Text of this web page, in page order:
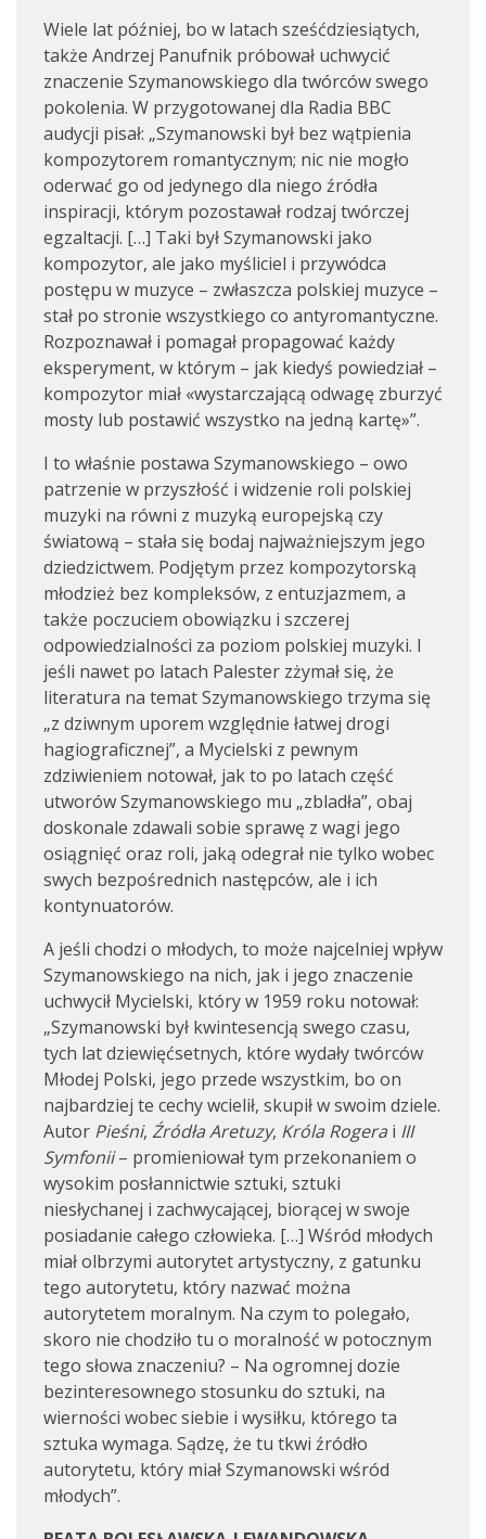
Wiele lat później, bo w latach sześćdziesiątych,
także Andrzej Panufnik próbował uchwycić
znaczenie Szymanowskiego dla twórców swego
pokolenia. W przygotowanej dla Radia BBC
audycji pisał: „Szymanowski był bez wątpienia
kompozytorem romantycznym; nic nie mogło
oderwać go od jedynego dla niego źródła
inspiracji, którym pozostawał rodzaj twórczej
egzaltacji. […] Taki był Szymanowski jako
kompozytor, ale jako myśliciel i przywódca
postępu w muzyce – zwłaszcza polskiej muzyce –
stał po stronie wszystkiego co antyromantyczne.
Rozpoznawał i pomagał propagować każdy
eksperyment, w którym – jak kiedyś powiedział –
kompozytor miał «wystarczającą odwagę zburzyć
mosty lub postawić wszystko na jedną kartę»”.
I to właśnie postawa Szymanowskiego – owo
patrzenie w przyszłość i widzenie roli polskiej
muzyki na równi z muzyką europejską czy
światową – stała się bodaj najważniejszym jego
dziedzictwem. Podjętym przez kompozytorską
młodzież bez kompleksów, z entuzjazmem, a
także poczuciem obowiązku i szczerej
odpowiedzialności za poziom polskiej muzyki. I
jeśli nawet po latach Palester zżymał się, że
literatura na temat Szymanowskiego trzyma się
„z dziwnym uporem względnie łatwej drogi
hagiograficznej”, a Mycielski z pewnym
zdziwieniem notował, jak to po latach część
utworów Szymanowskiego mu „zbladła”, obaj
doskonale zdawali sobie sprawę z wagi jego
osiągnięć oraz roli, jaką odegrał nie tylko wobec
swych bezpośrednich następców, ale i ich
kontynuatorów.
A jeśli chodzi o młodych, to może najcelniej wpływ
Szymanowskiego na nich, jak i jego znaczenie
uchwycił Mycielski, który w 1959 roku notował:
„Szymanowski był kwintesencją swego czasu,
tych lat dziewięćsetnych, które wydały twórców
Młodej Polski, jego przede wszystkim, bo on
najbardziej te cechy wcielił, skupił w swoim dziele.
Autor Pieśni, Źródła Aretuzy, Króla Rogera i III
Symfonii– promieniował tym przekonaniem o
wysokim posłannictwie sztuki, sztuki
niesłychanej i zachwycającej, biorącej w swoje
posiadanie całego człowieka. […] Wśród młodych
miał olbrzymi autorytet artystyczny, z gatunku
tego autorytetu, który nazwać można
autorytetem moralnym. Na czym to polegało,
skoro nie chodziło tu o moralność w potocznym
tego słowa znaczeniu? – Na ogromnej dozie
bezinteresownego stosunku do sztuki, na
wierności wobec siebie i wysiłku, którego ta
sztuka wymaga. Sądzę, że tu tkwi źródło
autorytetu, który miał Szymanowski wśród
młodych”.